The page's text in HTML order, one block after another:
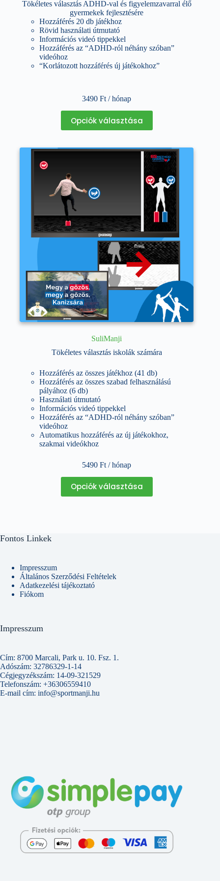
Tökéletes választás ADHD-val és figyelemzavarral élő
gyermekek fejlesztésére
Hozzáférés 20 db játékhoz
Rövid használati útmutató
Információs videó tippekkel
Hozzáférés az “ADHD-ról néhány szóban”
videóhoz
“Korlátozott hozzáférés új játékokhoz”
3490Ft / hónap
Opciók választása
Ennek
a
terméknek
variációja
SuliManji
Tökéletes választás iskolák számára
Hozzáférés az összes játékhoz (41 db)
Hozzáférés az összes szabad felhasználású
pályához (6 db)
Használati útmutató
Információs videó tippekkel
Hozzáférés az “ADHD-ról néhány szóban”
videóhoz
Automatikus hozzáférés az új játékokhoz,
szakmai videókhoz
5490Ft / hónap
Opciók választása
Ennek
a
terméknek
ki
Fontos Linkek
Impresszum
Általános Szerződési Feltételek
Adatkezelési tájékoztató
Fiókom
Impresszum
Cím: 8700 Marcali, Park u. 10. Fsz. 1.
Adószám: 32786329-1-14
Cégjegyzékszám: 14-09-321529
Telefonszám: +36306559410
E-mail cím: info@sportmanji.hu